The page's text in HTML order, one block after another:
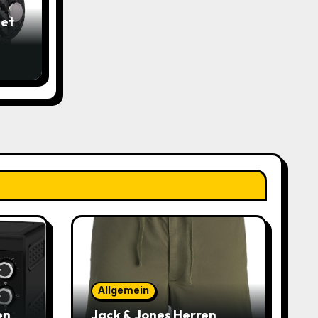
Allgemein